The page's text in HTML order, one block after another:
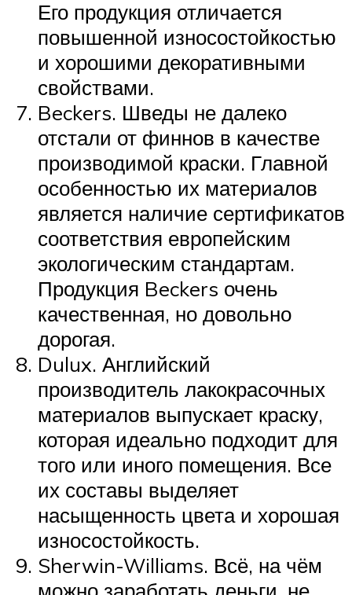
Его продукция отличается
повышенной износостойкостью
и хорошими декоративными
свойствами.
Beckers. Шведы не далеко
отстали от финнов в качестве
производимой краски. Главной
особенностью их материалов
является наличие сертификатов
соответствия европейским
экологическим стандартам.
Продукция Beckers очень
качественная, но довольно
дорогая.
Dulux. Английский
производитель лакокрасочных
материалов выпускает краску,
которая идеально подходит для
того или иного помещения. Все
их составы выделяет
насыщенность цвета и хорошая
износостойкость.
Sherwin-Williams. Всё, на чём